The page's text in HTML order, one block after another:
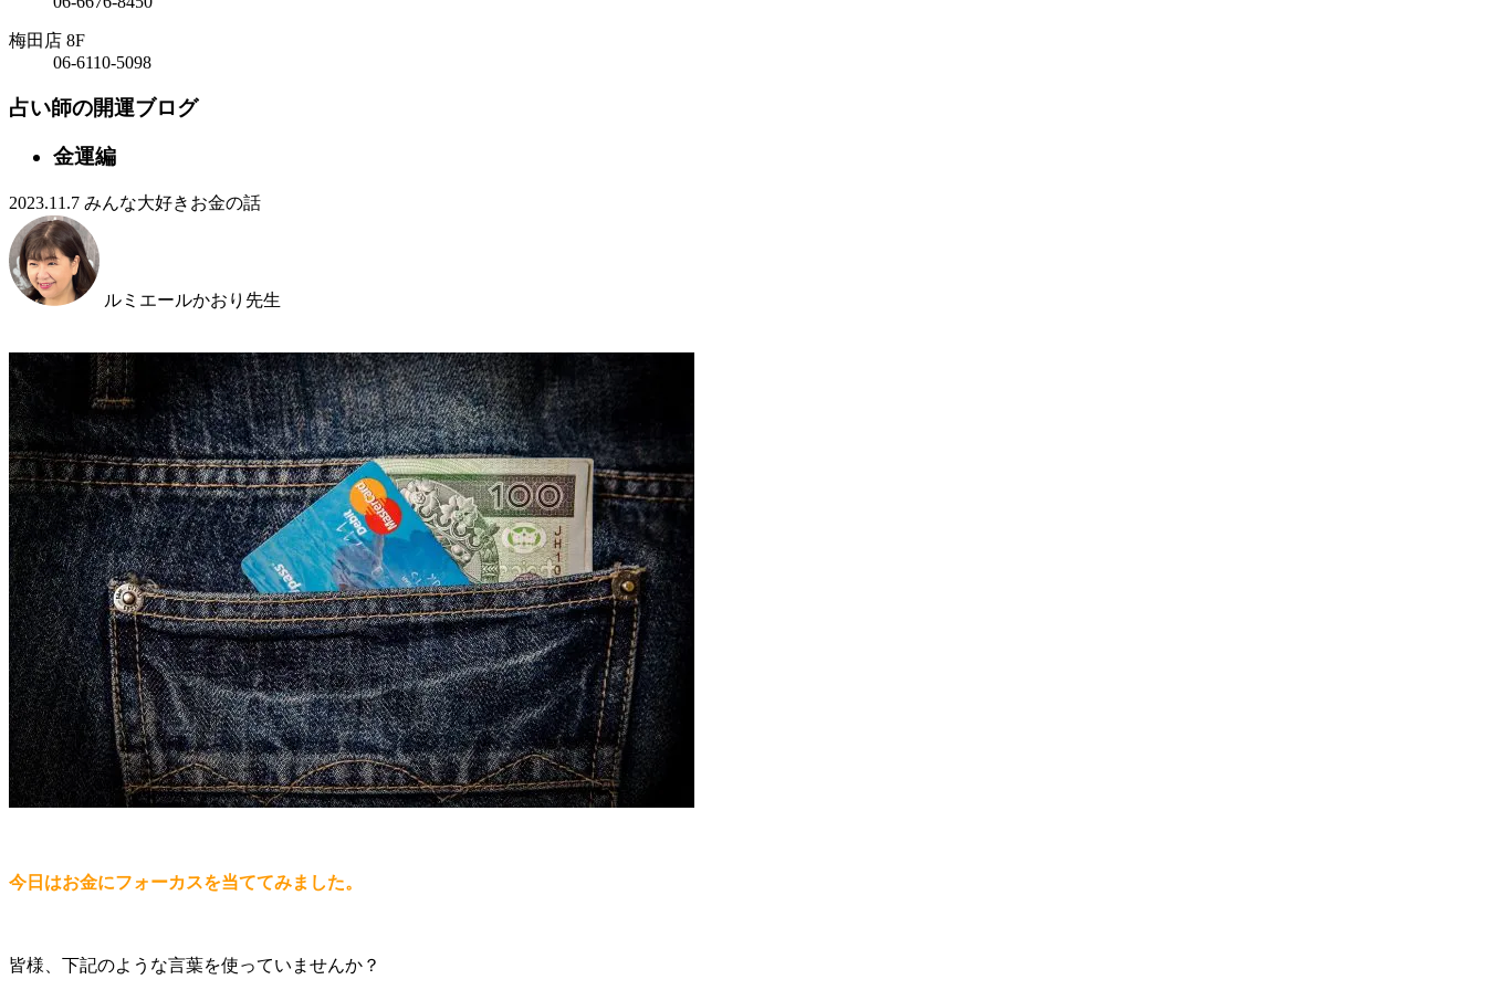
梅田店 8F
06-6110-5098
占い師の開運ブログ
金運編
2023.11.7 みんな大好きお金の話
ルミエールかおり 先生
今日はお金にフォーカスを当ててみました。
皆様、下記のような言葉を使っていませんか？